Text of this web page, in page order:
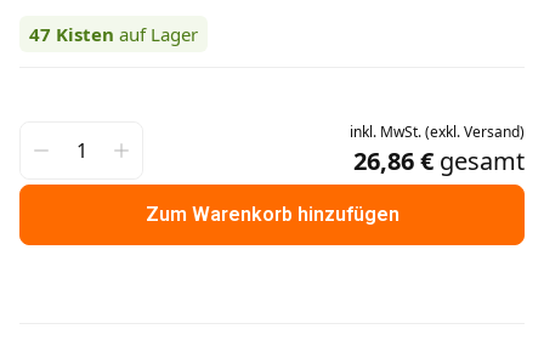
47 Kisten auf Lager
inkl. MwSt.(exkl.Versand)
26,86 € gesamt
Zum Warenkorb hinzufügen